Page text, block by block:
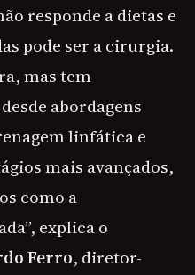
responde a dietas e
pode ser a cirurgia.
mas tem
abordagens
linfática e
mais avançados,
como a
explica o
Ferro, diretor-